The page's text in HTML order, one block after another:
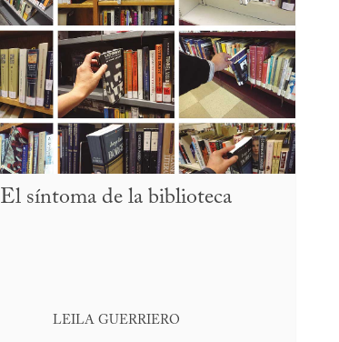
El síntoma de la biblioteca
LEILA GUERRIERO